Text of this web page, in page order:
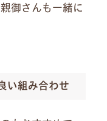
御さんも一緒に
い組み合わせ